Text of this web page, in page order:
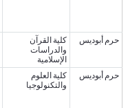
حرم أبوديس
كلية القرآن
والدراسات
الإسلامية
حرم أبوديس
كلية العلوم
والتكنولوجيا